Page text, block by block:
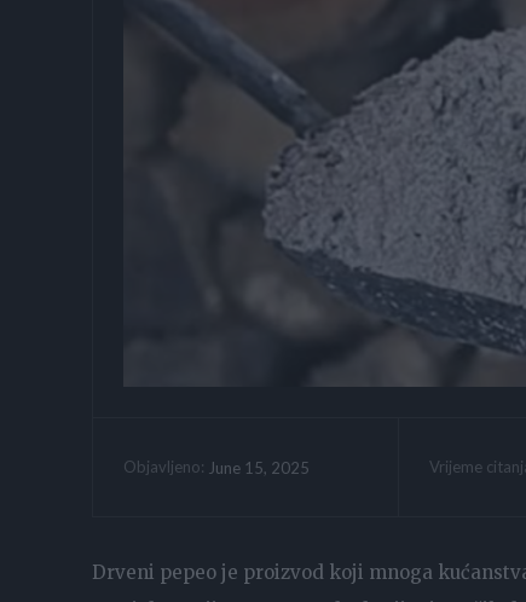
Objavljeno: June 15, 2025 Vrijeme
Drveni pepeo je proizvod koji mnoga